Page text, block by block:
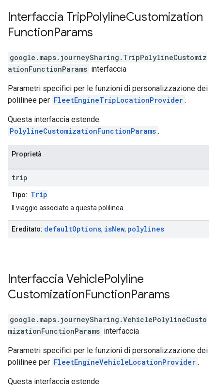
Interfaccia TripPolylineCustomization
FunctionParams
google.maps.journeySharing . TripPolylineCustomiz
ationFunctionParams interfaccia
Parametri specifici per le funzioni di personalizzazione dei
polilinee per FleetEngineTripLocationProvider .
Questa interfaccia estende
PolylineCustomizationFunctionParams .
Proprietà
trip
Tipo: Trip
Il viaggio associato a questa polilinea.
Ereditato: defaultOptions, isNew, polylines
Interfaccia VehiclePolyline
CustomizationFunctionParams
google.maps.journeySharing .VehiclePolylineCusto
mizationFunctionParams interfaccia
Parametri specifici per le funzioni di personalizzazione dei
polilinee per FleetEngineVehicleLocationProvider .
Questa interfaccia estende